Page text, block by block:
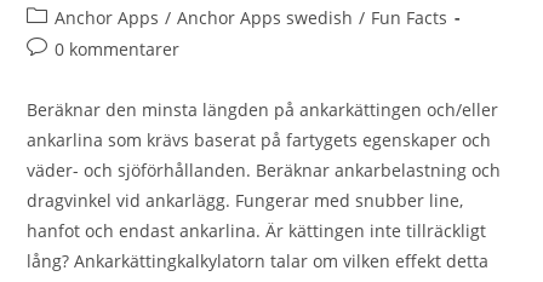
Anchor Apps / Anchor Apps swedish / Fun Facts
0 kommentarer
Beräknar den minsta längden på ankarkättingen och/eller
ankarlina som krävs baserat på fartygets egenskaper och
väder- och sjöförhållanden. Beräknar ankarbelastning och
dragvinkel vid ankarlägg. Fungerar med snubber line,
hanfot och endast ankarlina. Är kättingen inte tillräckligt
lång? Ankarkättingkalkylatorn talar om vilken effekt detta